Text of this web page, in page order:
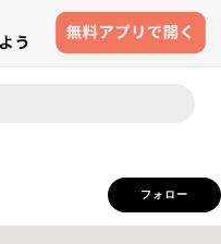
フォロー